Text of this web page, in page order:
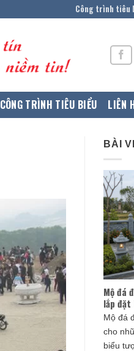
Công trình tiêu
CÔNG TRÌNH TIÊU BIỂU LIÊN
BÀI
Mộ đá
lắp đặt
Mộ đá
cho
biểu